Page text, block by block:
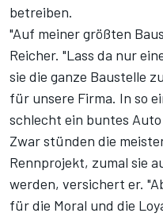
betreiben.
"Auf meiner größten
Reicher. "Lass da nur
sie die ganze Baustelle
für unsere Firma. In so
schlecht ein buntes
Zwar stünden die
Rennprojekt, zumal sie
werden, versichert er.
für die Moral und die